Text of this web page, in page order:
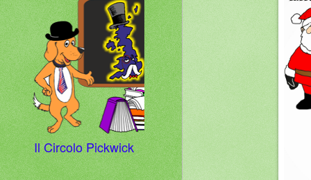
Il Circolo Pickwick